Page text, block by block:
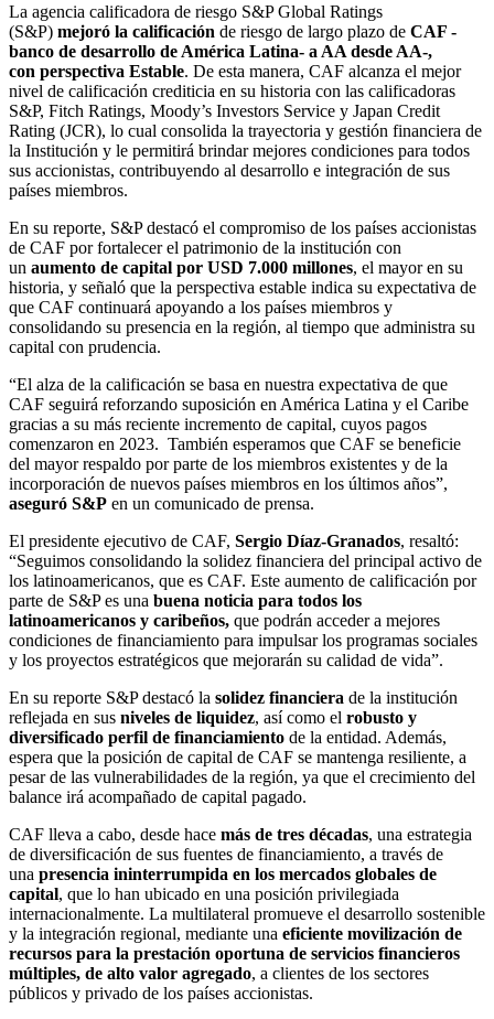
La agencia calificadora de riesgo S&P Global Ratings
(S&P) mejoró la calificación de riesgo de largo plazo de CAF -
banco de desarrollo de América Latina- a AA desde AA-,
con perspectiva Estable. De esta manera, CAF alcanza el mejor
nivel de calificación crediticia en su historia con las calificadoras
S&P, Fitch Ratings, Moody’s Investors Service y Japan Credit
Rating (JCR), lo cual consolida la trayectoria y gestión financiera de
la Institución y le permitirá brindar mejores condiciones para todos
sus accionistas, contribuyendo al desarrollo e integración de sus
países miembros.
En su reporte, S&P destacó el compromiso de los países accionistas
de CAF por fortalecer el patrimonio de la institución con
un aumento de capital por USD 7.000 millones, el mayor en su
historia, y señaló que la perspectiva estable indica su expectativa de
que CAF continuará apoyando a los países miembros y
consolidando su presencia en la región, al tiempo que administra su
capital con prudencia.
“El alza de la calificación se basa en nuestra expectativa de que
CAF seguirá reforzando suposición en América Latina y el Caribe
gracias a su más reciente incremento de capital, cuyos pagos
comenzaron en 2023. También esperamos que CAF se beneficie
del mayor respaldo por parte de los miembros existentes y de la
incorporación de nuevos países miembros en los últimos años”,
aseguró S&P en un comunicado de prensa.
El presidente ejecutivo de CAF, Sergio Díaz-Granados, resaltó:
“Seguimos consolidando la solidez financiera del principal activo de
los latinoamericanos, que es CAF. Este aumento de calificación por
parte de S&P es una buena noticia para todos los
latinoamericanos y caribeños, que podrán acceder a mejores
condiciones de financiamiento para impulsar los programas sociales
y los proyectos estratégicos que mejorarán su calidad de vida”.
En su reporte S&P destacó la solidez financiera de la institución
reflejada en sus niveles de liquidez, así como el robusto y
diversificado perfil de financiamiento de la entidad. Además,
espera que la posición de capital de CAF se mantenga resiliente, a
pesar de las vulnerabilidades de la región, ya que el crecimiento del
balance irá acompañado de capital pagado.
CAF lleva a cabo, desde hace más de tres décadas, una estrategia
de diversificación de sus fuentes de financiamiento, a través de
una presencia ininterrumpida en los mercados globales de
capital, que lo han ubicado en una posición privilegiada
internacionalmente. La multilateral promueve el desarrollo sostenible
y la integración regional, mediante una eficiente movilización de
recursos para la prestación oportuna de servicios financieros
múltiples, de alto valor agregado, a clientes de los sectores
públicos y privado de los países accionistas.